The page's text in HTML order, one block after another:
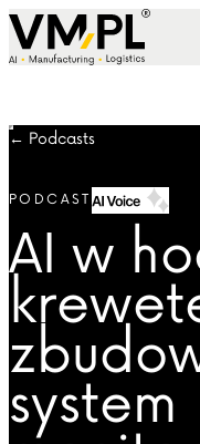
Skip to content
← Podcasts
PODCAST AI VOICE
AI w
system